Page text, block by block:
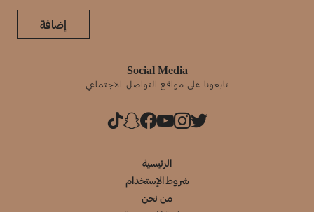
إضافة
Social Media
تابعونا على مواقع التواصل الاجتماعي
الرئيسية
شروط الإستخدام
من نحن